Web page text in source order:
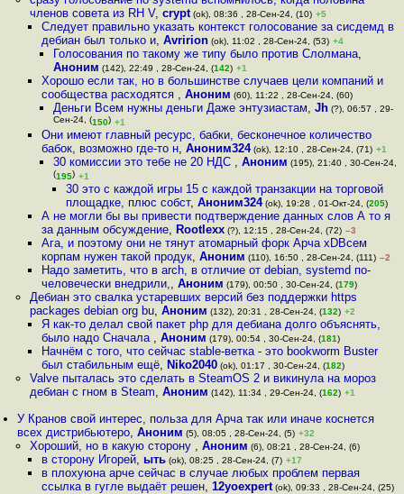
членов совета из RH V, crypt(ok), 08:36 , 28-Сен-24, (10) +5
Следует правильно указать контекст голосование за сисдемд в
дебиан был только и, Avririon(ok), 11:02 , 28-Сен-24, (53) +4
Голосования по такому же типу было против Слолмана,
Аноним (142), 22:49 , 28-Сен-24, (142) +1
Хорошо если так, но в большинстве случаев цели компаний и
сообщества расходятся , Аноним (60), 11:22 , 28-Сен-24, (60)
Деньги Всем нужны деньги Даже энтузиастам,Jh (?), 06:57 , 29-
Сен-24, (150) +1
Они имеют главный ресурс, бабки, бесконечное количество
бабок, возможно где-то н, Аноним324(ok), 12:10 , 28-Сен-24, (71) +1
30 комиссии это тебе не 20 НДС ,Аноним (195), 21:40 , 30-Сен-24,
(195) +1
30 это с каждой игры 15 c каждой транзакции на торговой
площадке, плюс собст, Аноним324(ok), 19:28 , 01-Окт-24, (205)
А не могли бы вы привести подтверждение данных слов А то я
за данным обсуждение, Rootlexx(?), 12:15 , 28-Сен-24, (72) –3
Ага, и поэтому они не тянут атомарный форк Арча xDВсем
корпам нужен такой продук, Аноним (110), 16:50 , 28-Сен-24, (111) –2
Надо заметить, что в arch, в отличие от debian, systemd по-
человечески внедрили,, Аноним (179), 00:50 , 30-Сен-24, (179)
Дебиан это свалка устаревших версий без поддержки https
packages debian org bu, Аноним (132), 20:31 , 28-Сен-24, (132) +2
Я как-то делал свой пакет php для дебиана долго объяснять,
было надо Сначала , Аноним (179), 00:54 , 30-Сен-24, (181)
Начнём с того, что сейчас stable-ветка - это bookworm Buster
был стабильным ещё, Niko2040(ok), 01:17 , 30-Сен-24, (182)
Valve пыталась это сделать в SteamOS 2 и викинула на мороз
дебиан с гном в Steam, Аноним (142), 11:34 , 29-Сен-24, (162) +1
У Кранов свой интерес, польза для Арча так или иначе коснется
всех дистрибьютеро,Аноним (5), 08:05 , 28-Сен-24, (5) +32
Хороший, но в какую сторону , Аноним (6), 08:21 , 28-Сен-24, (6)
в сторону Игорей, ыть(ok), 08:25 , 28-Сен-24, (7) +17
в плохуюна арче сейчас в случае любых проблем первая
ссылка в гугле выдаёт решен, 12yoexpert(ok), 09:33 , 28-Сен-24, (25)